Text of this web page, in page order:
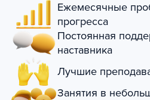
Ежемесячные
прогресса
Постоянная
наставника
Лучшие
Занятия в